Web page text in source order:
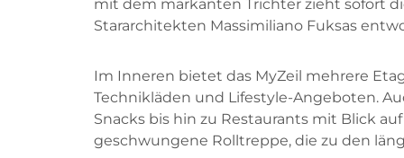
mit dem markanten Trichter zieht sofort
Stararchitekten Massimiliano Fuksas
Im Inneren bietet das MyZeil mehrere
Technikläden und Lifestyle-Angeboten.
Snacks bis hin zu Restaurants mit Blick
geschwungene Rolltreppe, die zu den